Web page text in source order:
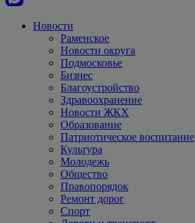
Новости
Раменское
Новости округа
Подмосковье
Бизнес
Благоустройство
Здравоохранение
Новости ЖКХ
Образование
Патриотическое воспитание
Культура
Молодежь
Общество
Правопорядок
Ремонт дорог
Спорт